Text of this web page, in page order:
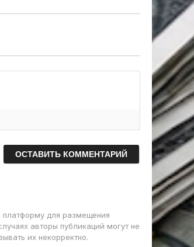
платформу для размещения
авторы публикаций могут не
их некорректно.